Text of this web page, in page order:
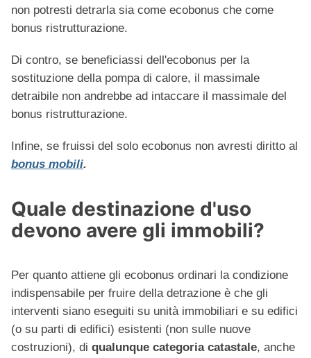
non potresti detrarla sia come ecobonus che come
bonus ristrutturazione.
Di contro, se beneficiassi dell'ecobonus per la
sostituzione della pompa di calore, il massimale
detraibile non andrebbe ad intaccare il massimale del
bonus ristrutturazione.
Infine, se fruissi del solo ecobonus non avresti diritto al
bonus mobili.
Quale destinazione d'uso
devono avere gli immobili?
Per quanto attiene gli ecobonus ordinari la condizione
indispensabile per fruire della detrazione è che gli
interventi siano eseguiti su unità immobiliari e su edifici
(o su parti di edifici) esistenti (non sulle nuove
costruzioni), di qualunque categoria catastale, anche